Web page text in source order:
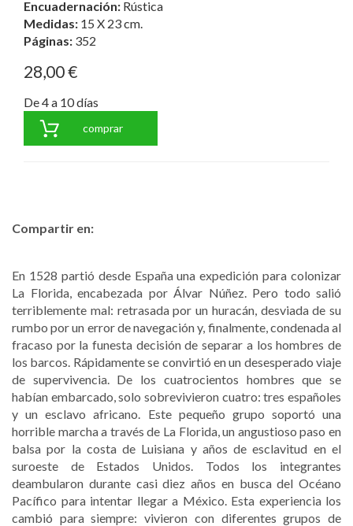
Encuadernación: Rústica
Medidas: 15 X 23 cm.
Páginas: 352
28,00 €
De 4 a 10 días
comprar
Compartir en:
En 1528 partió desde España una expedición para colonizar
La Florida, encabezada por Álvar Núñez. Pero todo salió
terriblemente mal: retrasada por un huracán, desviada de su
rumbo por un error de navegación y, finalmente, condenada al
fracaso por la funesta decisión de separar a los hombres de
los barcos. Rápidamente se convirtió en un desesperado viaje
de supervivencia. De los cuatrocientos hombres que se
habían embarcado, solo sobrevivieron cuatro: tres españoles
y un esclavo africano. Este pequeño grupo soportó una
horrible marcha a través de La Florida, un angustioso paso en
balsa por la costa de Luisiana y años de esclavitud en el
suroeste de Estados Unidos. Todos los integrantes
deambularon durante casi diez años en busca del Océano
Pacífico para intentar llegar a México. Esta experiencia los
cambió para siempre: vivieron con diferentes grupos de